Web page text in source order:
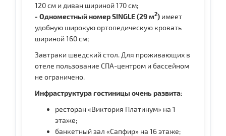
120 см и диван шириной 170 см;
- Одноместный номер SINGLE (29 м2) имеет
удобную широкую ортопедическую кровать
шириной 160 см;
Завтраки шведский стол. Для проживающих в
отеле пользование СПА-центром и бассейном
не ограничено.
Инфраструктура гостиницы очень развита:
ресторан «Виктория Платинум» на 1
этаже;
банкетный зал «Сапфир» на 16 этаже;